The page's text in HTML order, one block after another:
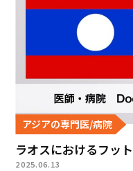
アジアの専門医/病院
ラオスにおけるフッ
2025.06.13